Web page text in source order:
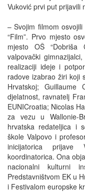
Vuković prvi put prijavili
– Svojim filmom
“Film”. Prvo mjesto
mjesto OŠ “Dobriša
valpovački
realizaciji ideje i
radove izabrao žiri koji
Hrvatskoj;
djelatnost, ravnatelj
EUNICroatia; Nicolas
za vezu u Wallonie-
hrvatska redateljica i
škole Valpovo i
inicijatorica
koordinatorica. Ona
nacionalni
Predstavništvom EK u
i Festivalom europske